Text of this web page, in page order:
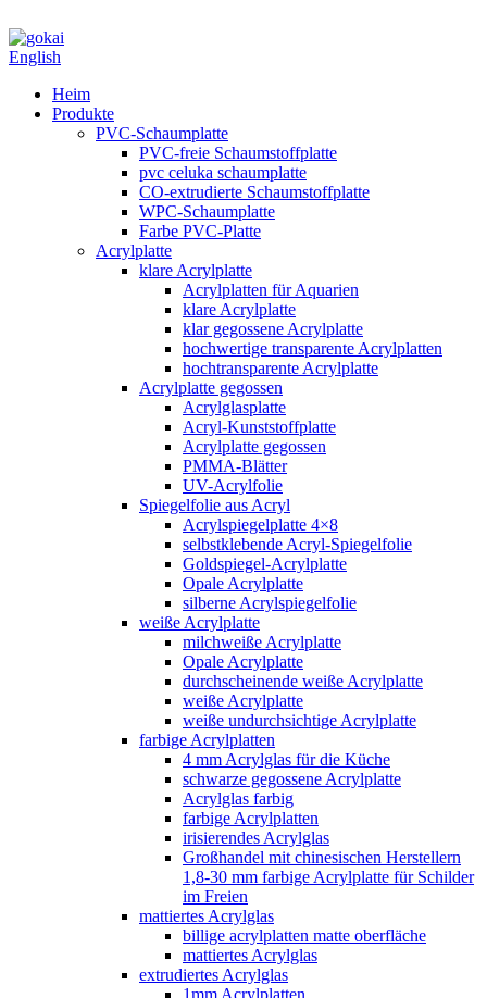
English
Heim
Produkte
PVC-Schaumplatte
PVC-freie Schaumstoffplatte
pvc celuka schaumplatte
CO-extrudierte Schaumstoffplatte
WPC-Schaumplatte
Farbe PVC-Platte
Acrylplatte
klare Acrylplatte
Acrylplatten für Aquarien
klare Acrylplatte
klar gegossene Acrylplatte
hochwertige transparente Acrylplatten
hochtransparente Acrylplatte
Acrylplatte gegossen
Acrylglasplatte
Acryl-Kunststoffplatte
Acrylplatte gegossen
PMMA-Blätter
UV-Acrylfolie
Spiegelfolie aus Acryl
Acrylspiegelplatte 4×8
selbstklebende Acryl-Spiegelfolie
Goldspiegel-Acrylplatte
Opale Acrylplatte
silberne Acrylspiegelfolie
weiße Acrylplatte
milchweiße Acrylplatte
Opale Acrylplatte
durchscheinende weiße Acrylplatte
weiße Acrylplatte
weiße undurchsichtige Acrylplatte
farbige Acrylplatten
4 mm Acrylglas für die Küche
schwarze gegossene Acrylplatte
Acrylglas farbig
farbige Acrylplatten
irisierendes Acrylglas
Großhandel mit chinesischen Herstellern
1,8-30 mm farbige Acrylplatte für Schilder
im Freien
mattiertes Acrylglas
billige acrylplatten matte oberfläche
mattiertes Acrylglas
extrudiertes Acrylglas
1mm Acrylplatten